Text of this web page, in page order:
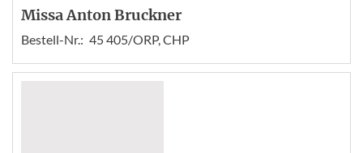
Missa Anton Bruckner
Bestell-Nr.: 45 405/ORP, CHP